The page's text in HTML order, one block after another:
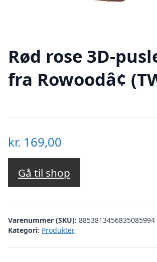
Rød rose 3D-
fra Rowoodâ¢
kr. 169,00
Gå til shop
Varenummer (SKU): 8853813456835085994
Kategori: Produkter